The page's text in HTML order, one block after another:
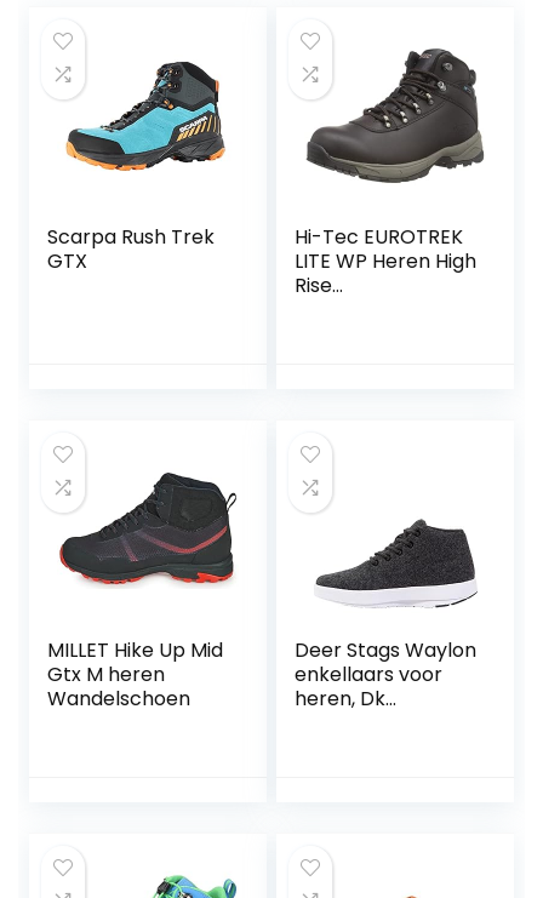
Scarpa Rush Trek
GTX
Hi-Tec EUROTREK
LITE WP Heren High
Rise
MILLET Hike Up Mid
Gtx M heren
Wandelschoen
Deer Stags Waylon
enkellaars voor
heren, Dk